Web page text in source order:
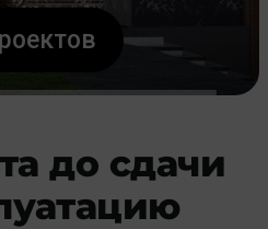
работы
до сдачи